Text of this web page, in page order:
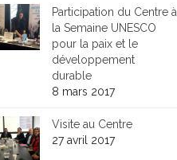
Participation du Centre à
la Semaine UNESCO
pour la paix et le
développement
durable
8 mars 2017
Visite au Centre
27 avril 2017